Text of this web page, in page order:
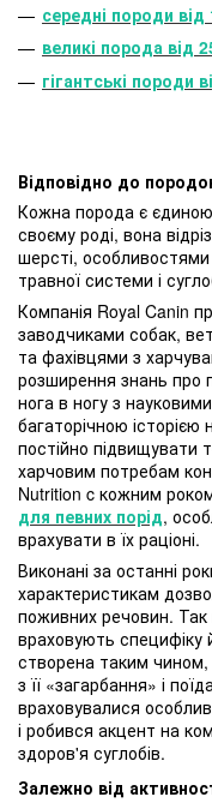
середні породи від
великі порода від
гігантські породи
Відповідно до
Кожна порода є
своєму роді, вона
шерсті,
травної системи і
Компанія Royal Canin
заводчиками собак,
та фахівцями з
розширення знань про
нога в ногу з
багаторічною
постійно підвищувати
харчовим потребам
Nutrition c кожним
для певних порід,
врахувати в їх раціоні.
Виконані за останні
характеристикам
поживних речовин. Так
враховують специфіку
створена таким
з її «загарбання» і
враховувалися
і робився акцент на
здоров'я суглобів.
Залежно від